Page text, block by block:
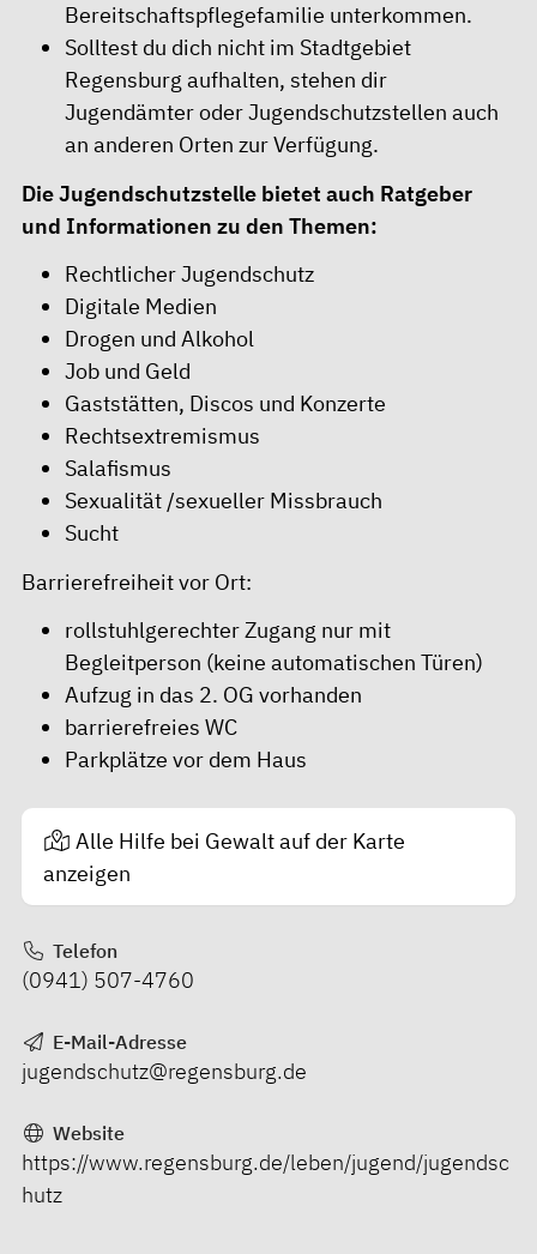
Bereitschaftspflegefamilie unterkommen.
Solltest du dich nicht im Stadtgebiet
Regensburg aufhalten, stehen dir
Jugendämter oder Jugendschutzstellen auch
an anderen Orten zur Verfügung.
Die Jugendschutzstelle bietet auch Ratgeber
und Informationen zu den Themen:
Rechtlicher Jugendschutz
Digitale Medien
Drogen und Alkohol
Job und Geld
Gaststätten, Discos und Konzerte
Rechtsextremismus
Salafismus
Sexualität /sexueller Missbrauch
Sucht
Barrierefreiheit vor Ort:
rollstuhlgerechter Zugang nur mit
Begleitperson (keine automatischen Türen)
Aufzug in das 2. OG vorhanden
barrierefreies WC
Parkplätze vor dem Haus
Alle Hilfe bei Gewalt auf der Karte
anzeigen
Telefon
(0941) 507-4760
E-Mail-Adresse
jugendschutz@regensburg.de
Website
https://www.regensburg.de/leben/jugend/jugendsc
hutz